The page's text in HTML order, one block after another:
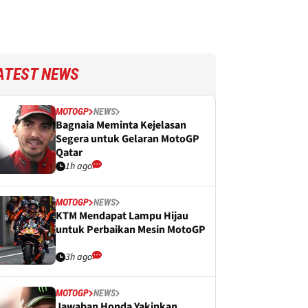
NEWS
MOTOGP NEWS
Bagnaia Meminta Kejelasan
Segera untuk Gelaran MotoGP
Qatar
1h ago
MOTOGP NEWS
KTM Mendapat Lampu Hijau
untuk Perbaikan Mesin MotoGP
3h ago
MOTOGP NEWS